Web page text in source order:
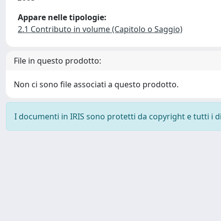
Appare nelle tipologie:
2.1 Contributo in volume (Capitolo o Saggio)
File in questo prodotto:
Non ci sono file associati a questo prodotto.
I documenti in IRIS sono protetti da copyright e tutti i